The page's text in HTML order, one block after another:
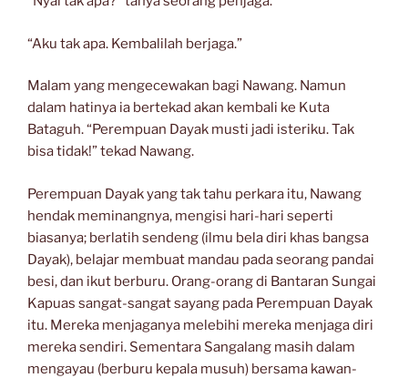
“Aku tak apa. Kembalilah berjaga.”
Malam yang mengecewakan bagi Nawang. Namun
dalam hatinya ia bertekad akan kembali ke Kuta
Bataguh. “Perempuan Dayak musti jadi isteriku. Tak
bisa tidak!” tekad Nawang.
Perempuan Dayak yang tak tahu perkara itu, Nawang
hendak meminangnya, mengisi hari-hari seperti
biasanya; berlatih sendeng (ilmu bela diri khas bangsa
Dayak), belajar membuat mandau pada seorang pandai
besi, dan ikut berburu. Orang-orang di Bantaran Sungai
Kapuas sangat-sangat sayang pada Perempuan Dayak
itu. Mereka menjaganya melebihi mereka menjaga diri
mereka sendiri. Sementara Sangalang masih dalam
mengayau (berburu kepala musuh) bersama kawan-